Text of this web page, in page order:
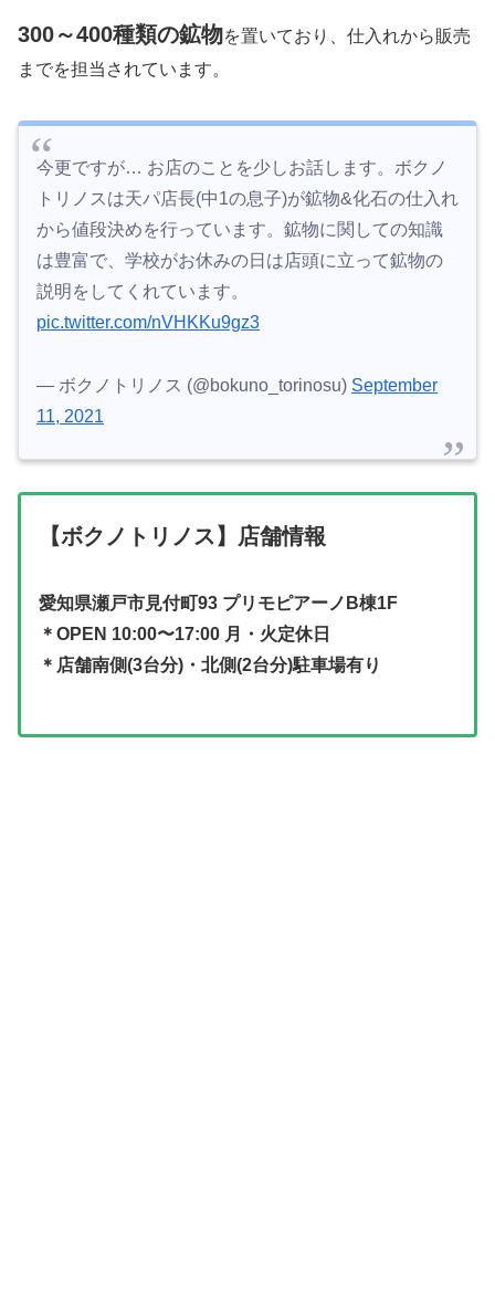
300～400種類の鉱物を置いており、仕入れから販売
までを担当されています。
今更ですが… お店のことを少しお話します。ボクノ
トリノスは天パ店長(中1の息子)が鉱物&化石の仕入れ
から値段決めを行っています。鉱物に関しての知識
は豊富で、学校がお休みの日は店頭に立って鉱物の
説明をしてくれています。
pic.twitter.com/nVHKKu9gz3
— ボクノトリノス (@bokuno_torinosu) September
11, 2021
【ボクノトリノス】店舗情報
愛知県瀬戸市見付町93 プリモピアーノB棟1F
＊OPEN 10:00〜17:00 月・火定休日
＊店舗南側(3台分)・北側(2台分)駐車場有り